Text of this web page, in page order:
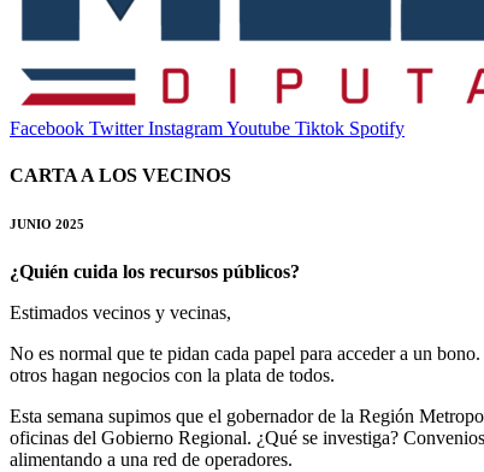
Facebook Twitter InstagramYoutube Tiktok Spotify
CARTA A LOS VECINOS
JUNIO 2025
¿Quién cuida los recursos públicos?
Estimados vecinos y vecinas,
No es normal que te pidan cada papel para acceder a un
otros hagan negocios con la plata de todos.
Esta semana supimos que el gobernador de la Región
oficinas del Gobierno Regional. ¿Qué se investiga?
alimentando a una red de operadores.